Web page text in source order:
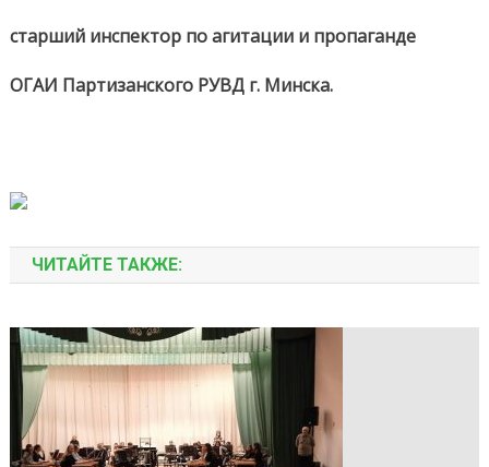
старший инспектор по агитации и пропаганде
ОГАИ Партизанского РУВД г. Минска.
ЧИТАЙТЕ ТАКЖЕ: